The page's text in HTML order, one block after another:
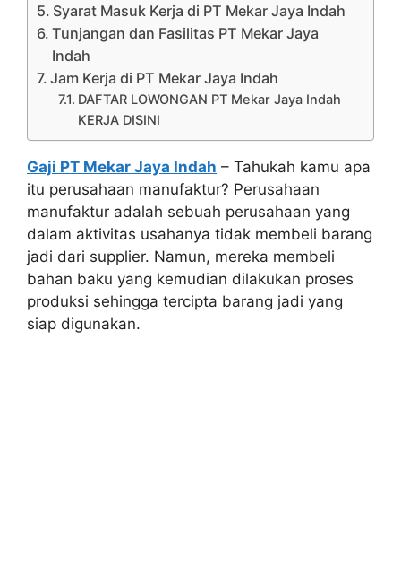
Syarat Masuk Kerja di PT Mekar Jaya Indah
Tunjangan dan Fasilitas PT Mekar Jaya
Indah
Jam Kerja di PT Mekar Jaya Indah
DAFTAR LOWONGAN PT Mekar Jaya Indah
KERJA DISINI
Gaji PT Mekar Jaya Indah – Tahukah kamu apa
itu perusahaan manufaktur? Perusahaan
manufaktur adalah sebuah perusahaan yang
dalam aktivitas usahanya tidak membeli barang
jadi dari supplier. Namun, mereka membeli
bahan baku yang kemudian dilakukan proses
produksi sehingga tercipta barang jadi yang
siap digunakan.